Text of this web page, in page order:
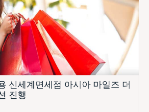
신세계면세점 아시아 마일즈 더
진행